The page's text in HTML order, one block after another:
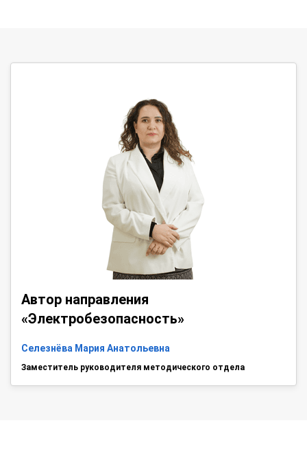
Автор направления
«Электробезопасность»
Селезнёва Мария Анатольевна
Заместитель руководителя методического отдела